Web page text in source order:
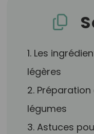
1. Les
légères
2.
légumes
3. Astuces